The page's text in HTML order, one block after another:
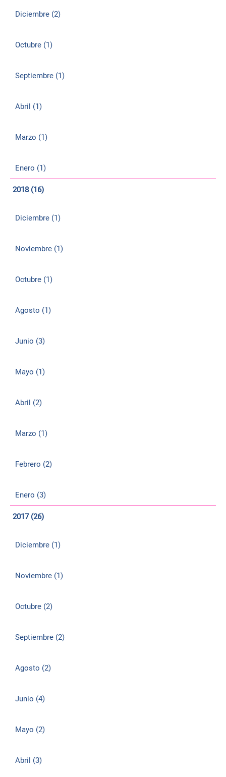
Diciembre (2)
Octubre (1)
Septiembre (1)
Abril (1)
Marzo (1)
Enero (1)
2018 (16)
Diciembre (1)
Noviembre (1)
Octubre (1)
Agosto (1)
Junio (3)
Mayo (1)
Abril (2)
Marzo (1)
Febrero (2)
Enero (3)
2017 (26)
Diciembre (1)
Noviembre (1)
Octubre (2)
Septiembre (2)
Agosto (2)
Junio (4)
Mayo (2)
Abril (3)